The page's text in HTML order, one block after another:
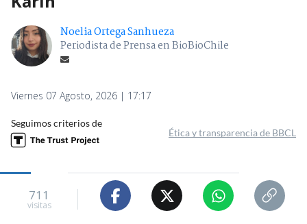
Noelia Ortega Sanhueza
Periodista de Prensa en BioBioChile
Viernes 07 Agosto, 2026 | 17:17
Seguimos criterios de
Ética y transparencia de BBCL
711
visitas